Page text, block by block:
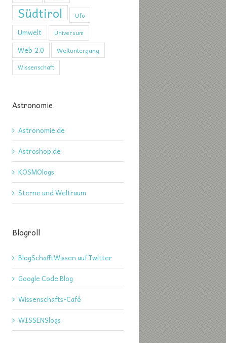
Südtirol Ufo
Umwelt Universum
Web 2.0 Weltuntergang
Wissenschaft
Astronomie
Astronomie.de
Astroshop.de
KOSMOlogs
Sterne und Weltraum
Blogroll
BlogSchafftWissen auf Twitter
Google Code Blog
Wissenschafts-Café
WISSENSlogs